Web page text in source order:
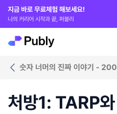
지금 바로 무료체험 해보세요!
나의 커리어 시작과 끝, 퍼블리
숫자 너머의 진짜 이야기 -
처방1: TARP